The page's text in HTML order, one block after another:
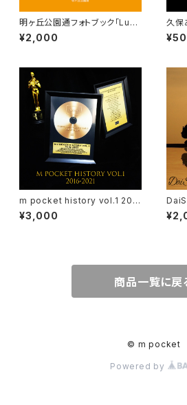
明ヶ丘公園通フォトブック「Luc
e」
¥2,000
久保
ンド
m pocket history vol.1 201
6-2021
¥3,000
商品一覧に戻
© m pocket
Powered by